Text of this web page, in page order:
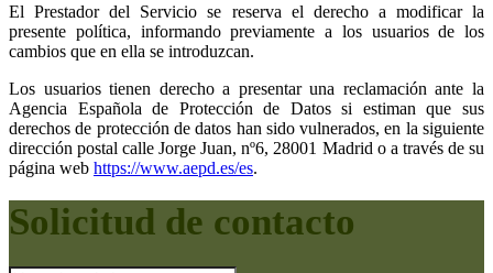
El Prestador del Servicio se reserva el derecho a modificar la
presente política, informando previamente a los usuarios de los
cambios que en ella se introduzcan.
Los usuarios tienen derecho a presentar una reclamación ante la
Agencia Española de Protección de Datos si estiman que sus
derechos de protección de datos han sido vulnerados, en la siguiente
dirección postal calle Jorge Juan, nº6, 28001 Madrid o a través de su
página web https://www.aepd.es/es.
Solicitud de contacto